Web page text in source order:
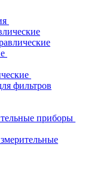
фильтров
приборы